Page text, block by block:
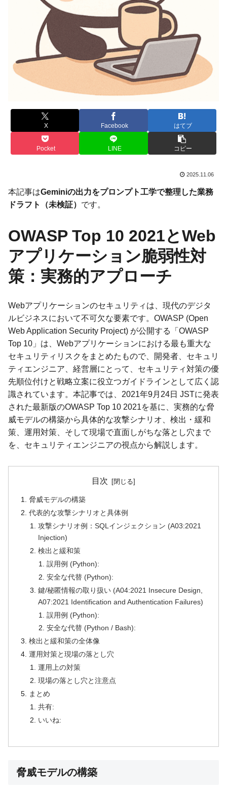
X Facebook はてブ
Pocket LINE コピー
2025.11.06
本記事はGeminiの出力をプロンプト工学で整理した業務
ドラフト（未検証） です。
OWASP Top 10 2021とWeb
アプリケーション脆弱性対
策：実務的アプローチ
Webアプリケーションのセキュリティは、現代のデジタ
ルビジネスにおいて不可欠な要素です。OWASP (Open
Web Application Security Project) が公開する「OWASP
Top 10」は、Webアプリケーションにおける最も重大な
セキュリティリスクをまとめたもので、開発者、セキュリ
ティエンジニア、経営層にとって、セキュリティ対策の優
先順位付けと戦略立案に役立つガイドラインとして広く認
識されています。本記事では、2021年9月24日 JSTに発表
された最新版のOWASP Top 10 2021を基に、実務的な脅
威モデルの構築から具体的な攻撃シナリオ、検出・緩和
策、運用対策、そして現場で直面しがちな落とし穴まで
を、セキュリティエンジニアの視点から解説します。
目次
脅威モデルの構築
代表的な攻撃シナリオと具体例
攻撃シナリオ例：SQLインジェクション (A03:2021
Injection)
検出と緩和策
誤用例 (Python):
安全な代替 (Python):
鍵/秘匿情報の取り扱い (A04:2021 Insecure Design,
A07:2021 Identification and Authentication Failures)
誤用例 (Python):
安全な代替 (Python / Bash):
検出と緩和策の全体像
運用対策と現場の落とし穴
運用上の対策
現場の落とし穴と注意点
まとめ
共有:
いいね:
脅威モデルの構築